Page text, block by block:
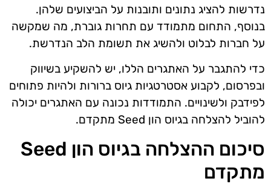
נדרשות להציג נתונים ותובנות על הביצועים שלהן.
בנוסף, התחום מתמודד עם תחרות גוברת, מה שמקשה
על חברות לבלוט ולהשיג את תשומת הלב הנדרשת.
כדי להתגבר על האתגרים הללו, יש להשקיע בשיווק
ובפרסום, לקבוע אסטרטגיות גיוס ברורות ולהיות פתוחים
לפידבק ולשינויים. התמודדות נכונה עם האתגרים יכולה
להוביל להצלחה בגיוס הון Seed מתקדם.
סיכום ההצלחה בגיוס הון Seed
מתקדם